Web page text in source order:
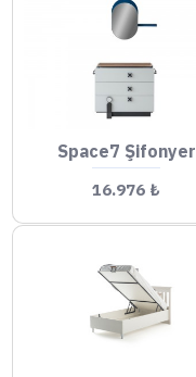
Space7 Şifonyer
16.976 ₺